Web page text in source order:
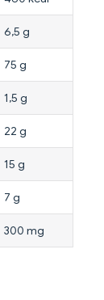
6,5 g
75 g
1,5 g
22 g
15 g
7 g
300 mg